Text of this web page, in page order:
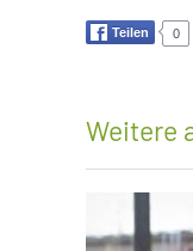
Teilen 0
Weitere